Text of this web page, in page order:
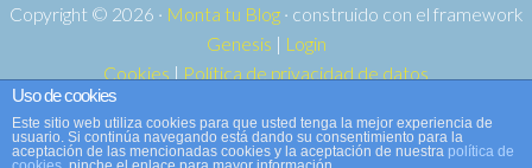
Copyright © 2026 · Monta tu Blog· construido con el framework
Genesis | Login
Cookies | Política de privacidad de datos
Copyright © 2026 ·
WordPress·Acceder
Uso de cookies
Este sitio web utiliza cookies para que usted tenga la mejor experiencia de
usuario. Si continúa navegando está dando su consentimiento para la
aceptación de las mencionadas cookies y la aceptación de nuestra política de